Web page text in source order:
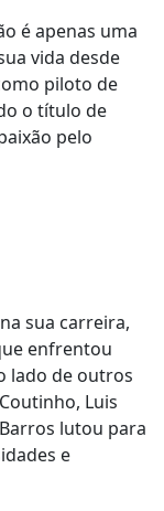
é apenas uma
vida desde
piloto de
o título de
pelo
sua carreira,
enfrentou
lado de outros
Luis
lutou para
e